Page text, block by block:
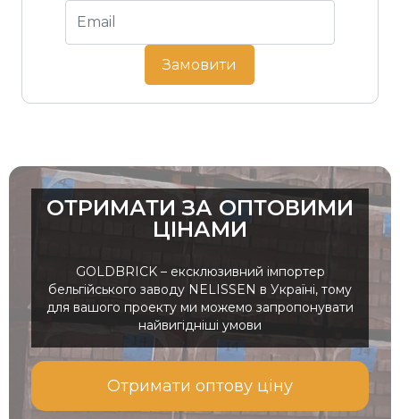
Замовити
ОТРИМАТИ ЗА ОПТОВИМИ
ЦІНАМИ
GOLDBRICK – ексклюзивний імпортер
бельгійського заводу NELISSEN в Україні, тому
для вашого проекту ми можемо запропонувати
найвигідніші умови
Отримати оптову ціну